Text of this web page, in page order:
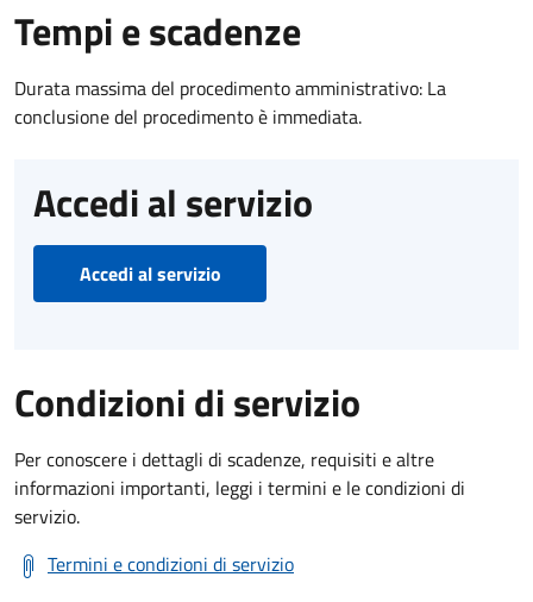
Tempi e scadenze
Durata massima del procedimento amministrativo: La
conclusione del procedimento è immediata.
Accedi al servizio
Accedi al servizio
Condizioni di servizio
Per conoscere i dettagli di scadenze, requisiti e altre
informazioni importanti, leggi i termini e le condizioni di
servizio.
Termini e condizioni di servizio